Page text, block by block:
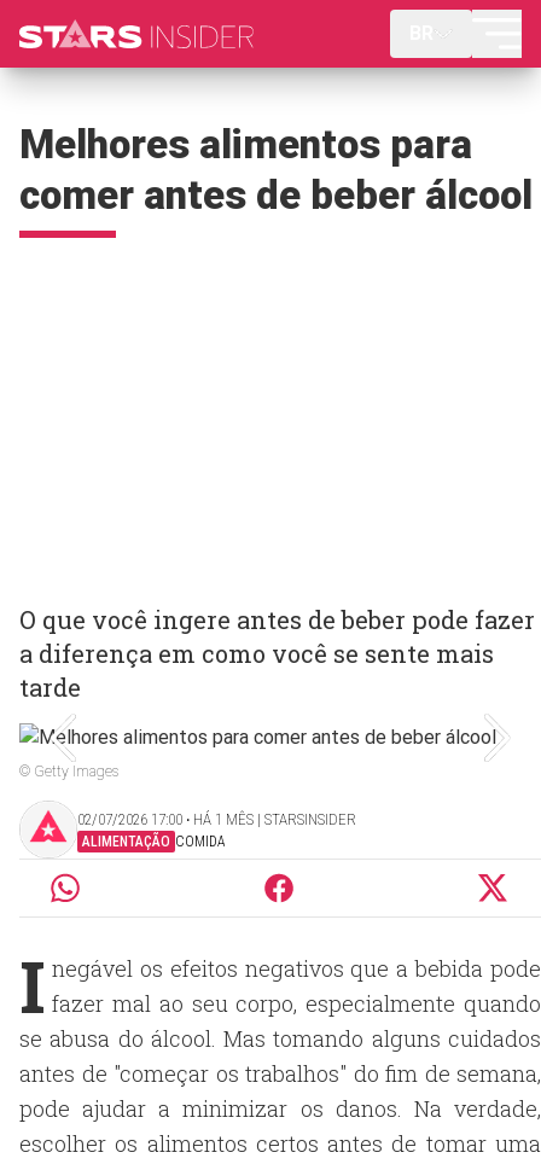
Melhores alimentos para
comer antes de beber álcool
O que você ingere antes de beber pode fazer
a diferença em como você se sente mais
tarde
© Getty Images
02/07/2026 17:00 ‧ HÁ 1 MÊS | STARSINSIDER
ALIMENTAÇÃO COMIDA
I negável os efeitos negativos que a bebida pode
fazer mal ao seu corpo, especialmente quando
se abusa do álcool. Mas tomando alguns cuidados
antes de "começar os trabalhos" do fim de semana,
pode ajudar a minimizar os danos. Na verdade,
escolher os alimentos certos antes de tomar uma